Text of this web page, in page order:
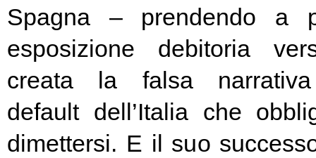
Spagna – prendendo a
esposizione debitoria
creata la falsa narrativa
default dell’Italia che
dimettersi. E il suo